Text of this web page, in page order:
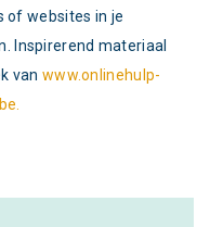
of websites in je
Inspirerend materiaal
van www.onlinehulp-